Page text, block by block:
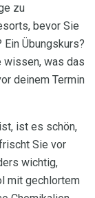
zu
bevor Sie
Übungskurs?
wissen, was das
deinem Termin
ist es schön,
Sie vor
wichtig,
mit gechlortem